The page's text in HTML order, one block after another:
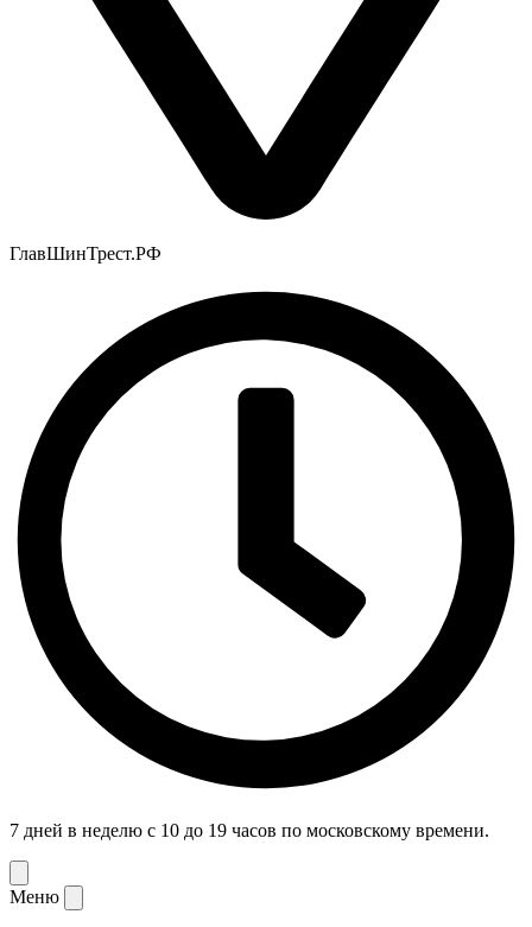
ГлавШинТрест.РФ
7 дней в неделю с 10 до 19 часов по московскому времени.
Меню